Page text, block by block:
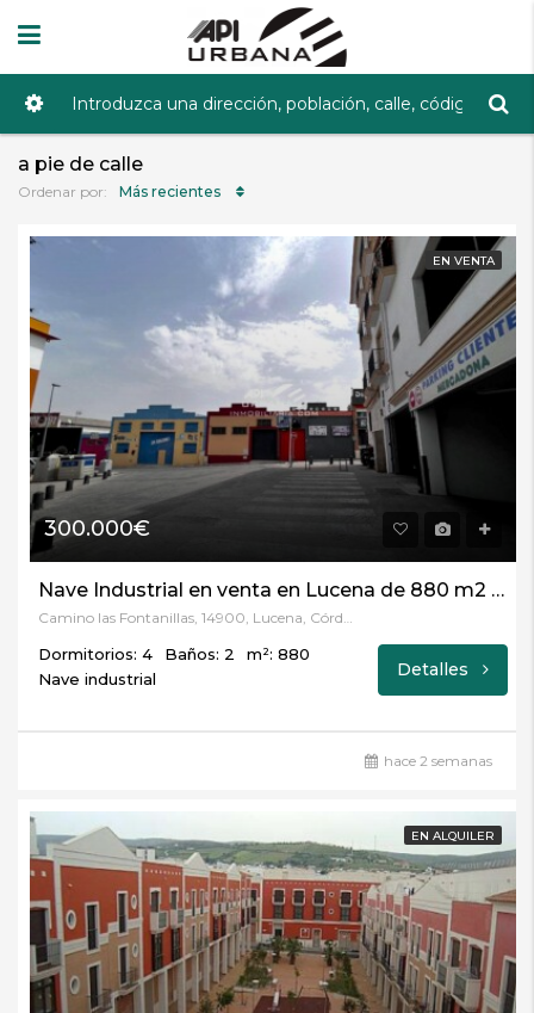
a pie de calle
Ordenar por: Más recientes
EN VENTA
300.000€
Nave Industrial en venta en Lucena de 880 m2 REF:5537
Camino las Fontanillas, 14900, Lucena, Córdoba
Dormitorios: 4 Baños: 2
m²: 880
Nave industrial
Detalles
hace 2 semanas
EN ALQUILER